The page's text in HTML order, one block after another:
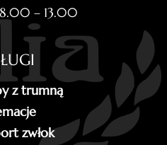
– 13.00
z trumną
zwłok